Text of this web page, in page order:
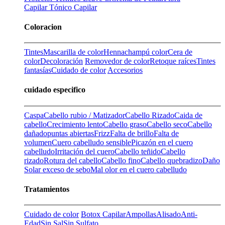
CapilarTónico Capilar
Coloracion
TintesMascarilla de colorHennachampú colorCera de
colorDecoloración Removedor de colorRetoque raícesTintes
fantasíasCuidado de color Accesorios
cuidado especifico
CaspaCabello rubio / MatizadorCabello RizadoCaida de
cabelloCrecimiento lentoCabello grasoCabello secoCabello
dañadopuntas abiertasFrizzFalta de brilloFalta de
volumenCuero cabelludo sensiblePicazón en el cuero
cabelludoIrritación del cueroCabello teñidoCabello
rizadoRotura del cabelloCabello finoCabello quebradizoDaño
Solarexceso de seboMal olor en el cuero cabelludo
Tratamientos
Cuidado de color Botox CapilarAmpollasAlisadoAnti-